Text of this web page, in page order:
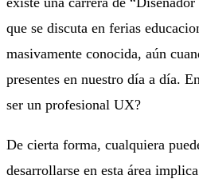
que se discuta en ferias
masivamente conocida, aún
presentes en nuestro día a día.
ser un profesional UX?
De cierta forma, cualquiera
desarrollarse en esta área